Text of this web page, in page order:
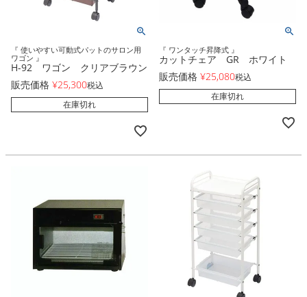
『 使いやすい可動式パットのサロン用
ワゴン 』
H-92 ワゴン クリアブラウン
販売価格 ¥25,300税込
在庫切れ
『 ワンタッチ昇降式 』
カットチェア GR ホワイト
販売価格 ¥25,080税込
在庫切れ